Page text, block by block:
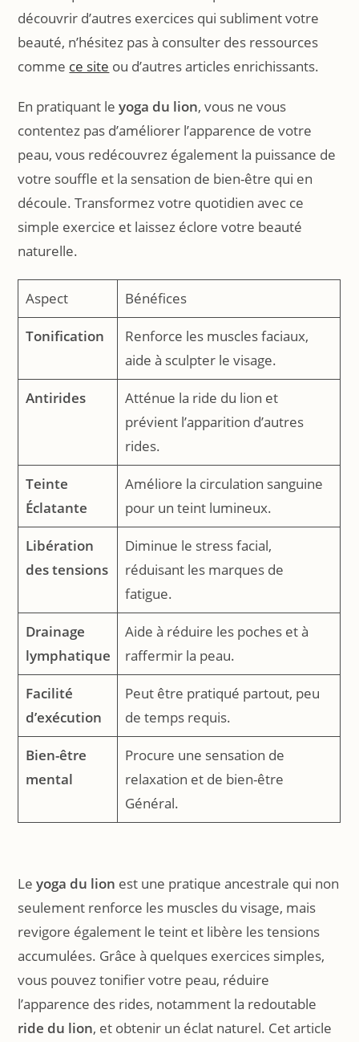
découvrir d’autres exercices qui subliment votre
beauté, n’hésitez pas à consulter des ressources
comme ce site ou d’autres articles enrichissants.
En pratiquant leyoga du lion, vous ne vous
contentez pas d’améliorer l’apparence de votre
peau, vous redécouvrez également la puissance de
votre souffle et la sensation de bien-être qui en
découle. Transformez votre quotidien avec ce
simple exercice et laissez éclore votre beauté
naturelle.
Aspect Bénéfices
Tonification
Renforce les muscles faciaux,
aide à sculpter le visage.
Antirides
Atténue la ride du lion et
prévient l’apparition d’autres
rides.
Teinte
Éclatante
Améliore la circulation sanguine
pour un teint lumineux.
Libération
des tensions
Diminue le stress facial,
réduisant les marques de
fatigue.
Drainage
lymphatique
Aide à réduire les poches et à
raffermir la peau.
Facilité
d’exécution
Peut être pratiqué partout, peu
de temps requis.
Bien-être
mental
Procure une sensation de
relaxation et de bien-être
Général.
Leyoga du lion est une pratique ancestrale qui non
seulement renforce les muscles du visage, mais
revigore également le teint et libère les tensions
accumulées. Grâce à quelques exercices simples,
vous pouvez tonifier votre peau, réduire
l’apparence des rides, notamment la redoutable
ride du lion, et obtenir un éclat naturel. Cet article